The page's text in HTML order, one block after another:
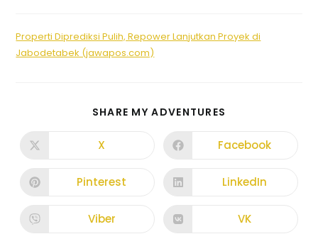
Properti Diprediksi Pulih, Repower Lanjutkan Proyek di
Jabodetabek (jawapos.com)
SHARE MY ADVENTURES
X Facebook
Pinterest LinkedIn
Viber VK